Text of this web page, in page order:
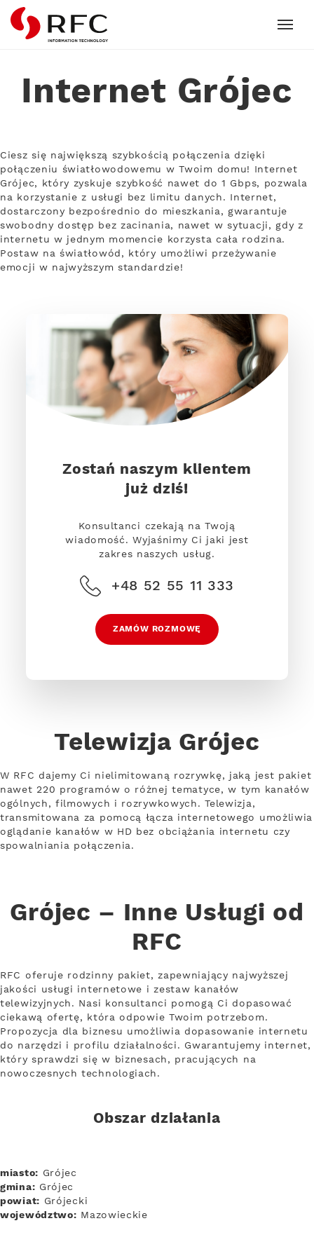
RFC
Internet Grójec
Ciesz się największą szybkością połączenia dzięki
połączeniu światłowodowemu w Twoim domu! Internet
Grójec, który zyskuje szybkość nawet do 1 Gbps, pozwala
na korzystanie z usługi bez limitu danych. Internet,
dostarczony bezpośrednio do mieszkania, gwarantuje
swobodny dostęp bez zacinania, nawet w sytuacji, gdy z
internetu w jednym momencie korzysta cała rodzina.
Postaw na światłowód, który umożliwi przeżywanie
emocji w najwyższym standardzie!
Zostań naszym klientem
już dziś!
Konsultanci czekają na Twoją
wiadomość. Wyjaśnimy Ci jaki jest
zakres naszych usług.
+48 52 55 11 333
ZAMÓW ROZMOWĘ
Telewizja Grójec
W RFC dajemy Ci nielimitowaną rozrywkę, jaką jest pakiet
nawet 220 programów o różnej tematyce, w tym kanałów
ogólnych, filmowych i rozrywkowych. Telewizja,
transmitowana za pomocą łącza internetowego umożliwia
oglądanie kanałów w HD bez obciążania internetu czy
spowalniania połączenia.
Grójec – Inne Usługi od
RFC
RFC oferuje rodzinny pakiet, zapewniający najwyższej
jakości usługi internetowe i zestaw kanałów
telewizyjnych. Nasi konsultanci pomogą Ci dopasować
ciekawą ofertę, która odpowie Twoim potrzebom.
Propozycja dla biznesu umożliwia dopasowanie internetu
do narzędzi i profilu działalności. Gwarantujemy internet,
który sprawdzi się w biznesach, pracujących na
nowoczesnych technologiach.
Obszar działania
miasto: Grójec
gmina: Grójec
powiat: Grójecki
województwo: Mazowieckie